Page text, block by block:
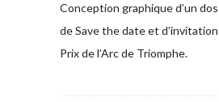
Conception graphique d’un
de Save the date et
Prix de l’Arc de Triomphe.